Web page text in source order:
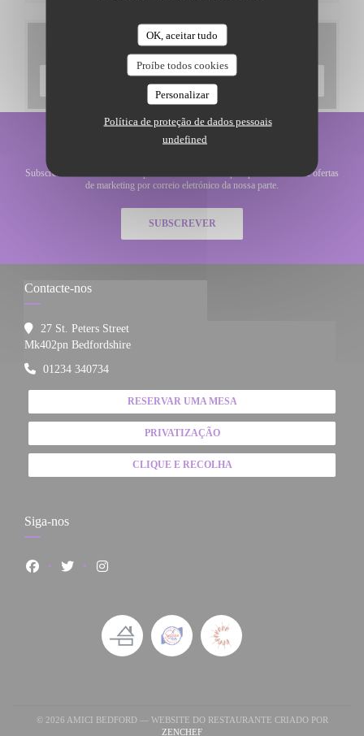
OK, aceitar tudo
Proíbe todos cookies
Personalizar
Política de proteção de dados pessoais
undefined
Menus
DESCUBRA O NOSSO MENU
Mantenha-se atualizado
Subscrever a nossa newsletter para receber comunicações personalizadas e ofertas
de marketing por correio eletrónico da nossa parte.
SUBSCREVER
Contacte-nos
27 St. Peters Street
Mk402pn Bedfordshire((abre numa nova janela))
01234 340734
RESERVAR UMA MESA
PRIVATIZAÇÃO
CLIQUE E RECOLHA
Siga-nos
Facebook ((abre numa nova janela))
Twitter ((abre numa nova janela))
Instagram ((abre numa nova janela))
© 2026 AMICI BEDFORD — WEBSITE DO RESTAURANTE CRIADO POR
ZENCHEF((ABRE NUMA NOVA JANELA))